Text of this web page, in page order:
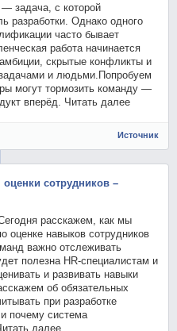
задача, с которой
разработки. Однако одного
часто бывает
работа начинается
скрытые конфликты и
и людьми.Попробуем
могут тормозить команду —
вперёд. Читать далее
Источник
сотрудников –
расскажем, как мы
оценке навыков сотрудников
важно отслеживать
полезна HR-специалистам и
и развивать навыки
об обязательных
при разработке
почему система
далее